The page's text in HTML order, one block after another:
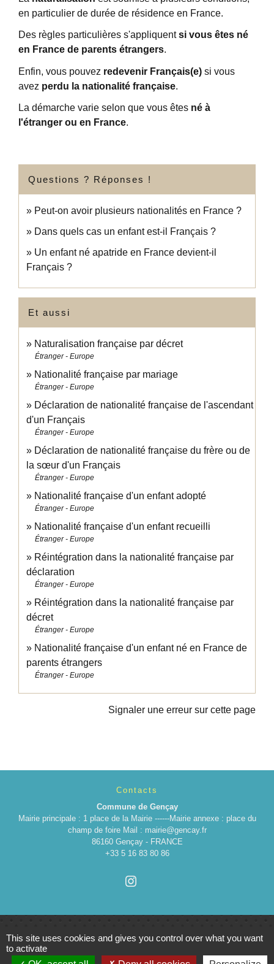
en particulier de durée de résidence en France.
Des règles particulières s'appliquentsi vous êtes né
en France de parents étrangers.
Enfin, vous pouvez redevenir Français(e) si vous
avez perdu la nationalité française.
La démarche varie selon que vous êtes né à
l'étranger ou en France.
Questions ? Réponses !
Peut-on avoir plusieurs nationalités en France ?
Dans quels cas un enfant est-il Français ?
Un enfant né apatride en France devient-il
Français ?
Et aussi
Naturalisation française par décret
Étranger - Europe
Nationalité française par mariage
Étranger - Europe
Déclaration de nationalité française de l'ascendant
d'un Français
Étranger - Europe
Déclaration de nationalité française du frère ou de
la sœur d'un Français
Étranger - Europe
Nationalité française d'un enfant adopté
Étranger - Europe
Nationalité française d'un enfant recueilli
Étranger - Europe
Réintégration dans la nationalité française par
déclaration
Étranger - Europe
Réintégration dans la nationalité française par
décret
Étranger - Europe
Nationalité française d'un enfant né en France de
parents étrangers
Étranger - Europe
Signaler une erreur sur cette page
Contacts
Commune de Gençay
Mairie principale : 1 place de la Mairie ------Mairie annexe : place du
champ de foire Mail : mairie@gencay.fr
86160 Gençay - FRANCE
+33 5 16 83 80 86
This site uses cookies and gives you control over what you want
to activate